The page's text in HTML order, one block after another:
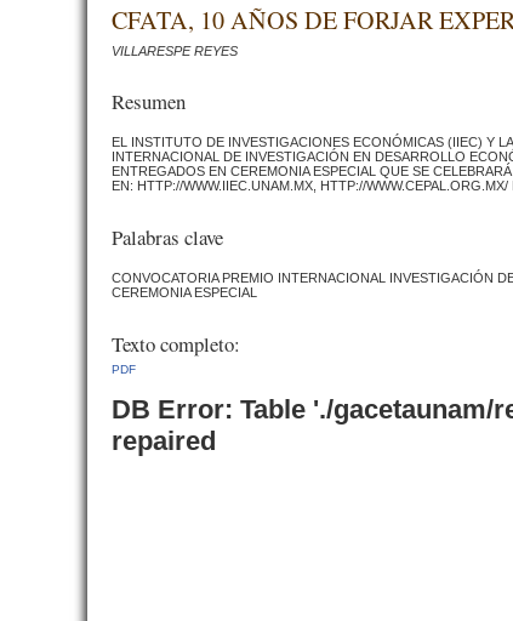
CFATA, 10 AÑOS DE FORJAR
VILLARESPE REYES
Resumen
EL INSTITUTO DE INVESTIGACIONES ECONÓMICAS (IIEC) Y
INTERNACIONAL DE INVESTIGACIÓN EN DESARROLLO
ENTREGADOS EN CEREMONIA ESPECIAL QUE SE
EN: HTTP://WWW.IIEC.UNAM.MX, HTTP://WWW.CEPAL.ORG.MX/
Palabras clave
CONVOCATORIA PREMIO INTERNACIONAL INVESTIGACIÓN
CEREMONIA ESPECIAL
Texto completo:
PDF
DB Error: Table './gacetaunam/
repaired